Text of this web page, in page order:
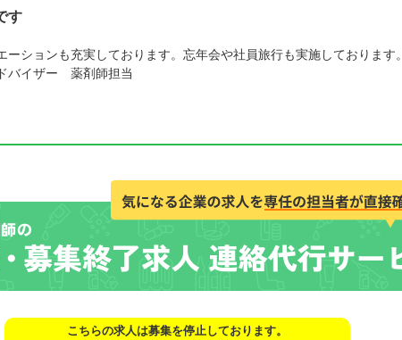
す
ーションも充実しております。忘年会や社員旅行も実施しております。
バイザー 薬剤師担当
こちらの求人は募集を停止しております。